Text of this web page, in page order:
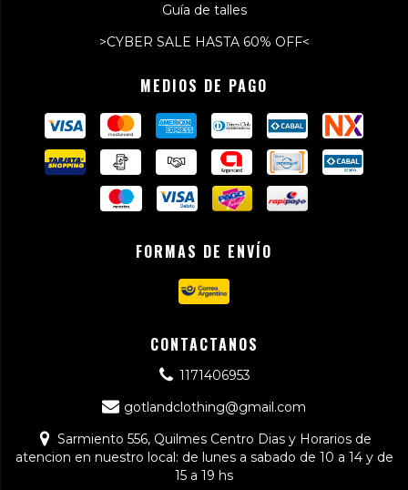
Guía de talles
>CYBER SALE HASTA 60% OFF<
MEDIOS DE PAGO
FORMAS DE ENVÍO
CONTACTANOS
1171406953
gotlandclothing@gmail.com
Sarmiento 556, Quilmes Centro Dias y Horarios de
atencion en nuestro local: de lunes a sabado de 10 a 14 y de
15 a 19 hs